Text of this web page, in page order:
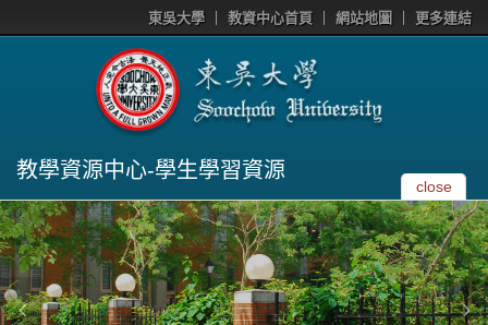
東吳大學 教資中心首頁 網站地圖 更多連結
教學資源中心-學生學習資源
close